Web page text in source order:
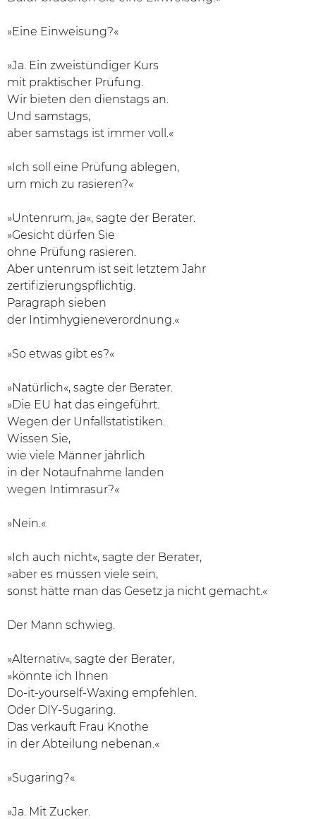
»Eine Einweisung?«
»Ja. Ein zweistündiger Kurs
mit praktischer Prüfung.
Wir bieten den dienstags an.
Und samstags,
aber samstags ist immer voll.«
»Ich soll eine Prüfung ablegen,
um mich zu rasieren?«
»Untenrum, ja«, sagte der Berater.
»Gesicht dürfen Sie
ohne Prüfung rasieren.
Aber untenrum ist seit letztem Jahr
zertifizierungspflichtig.
Paragraph sieben
der Intimhygieneverordnung.«
»So etwas gibt es?«
»Natürlich«, sagte der Berater.
»Die EU hat das eingeführt.
Wegen der Unfallstatistiken.
Wissen Sie,
wie viele Männer jährlich
in der Notaufnahme landen
wegen Intimrasur?«
»Nein.«
»Ich auch nicht«, sagte der Berater,
»aber es müssen viele sein,
sonst hätte man das Gesetz ja nicht gemacht.«
Der Mann schwieg.
»Alternativ«, sagte der Berater,
»könnte ich Ihnen
Do-it-yourself-Waxing empfehlen.
Oder DIY-Sugaring.
Das verkauft Frau Knothe
in der Abteilung nebenan.«
»Sugaring?«
»Ja. Mit Zucker.